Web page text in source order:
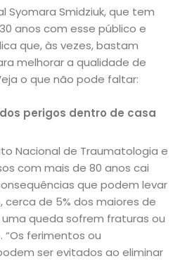
Syomara Smidziuk, que tem
anos com esse público e
que, às vezes, bastam
melhorar a qualidade de
o que não pode faltar:
perigos dentro de casa
Nacional de Traumatologia e
com mais de 80 anos cai
que podem levar
de 5% dos maiores de
queda sofrem fraturas ou
ferimentos ou
ser evitados ao eliminar